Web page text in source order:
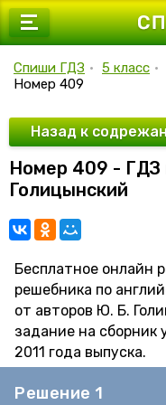
7 класс
9 класс
10 класс
11 класс
Спиши ГДЗ • 5 класс •
Номер 409
Назад к
Номер 409 - ГДЗ
Голицынский
Бесплатное онлайн
решебника по
от авторов Ю. Б.
задание на сборник
2011 года выпуска.
Решение 1